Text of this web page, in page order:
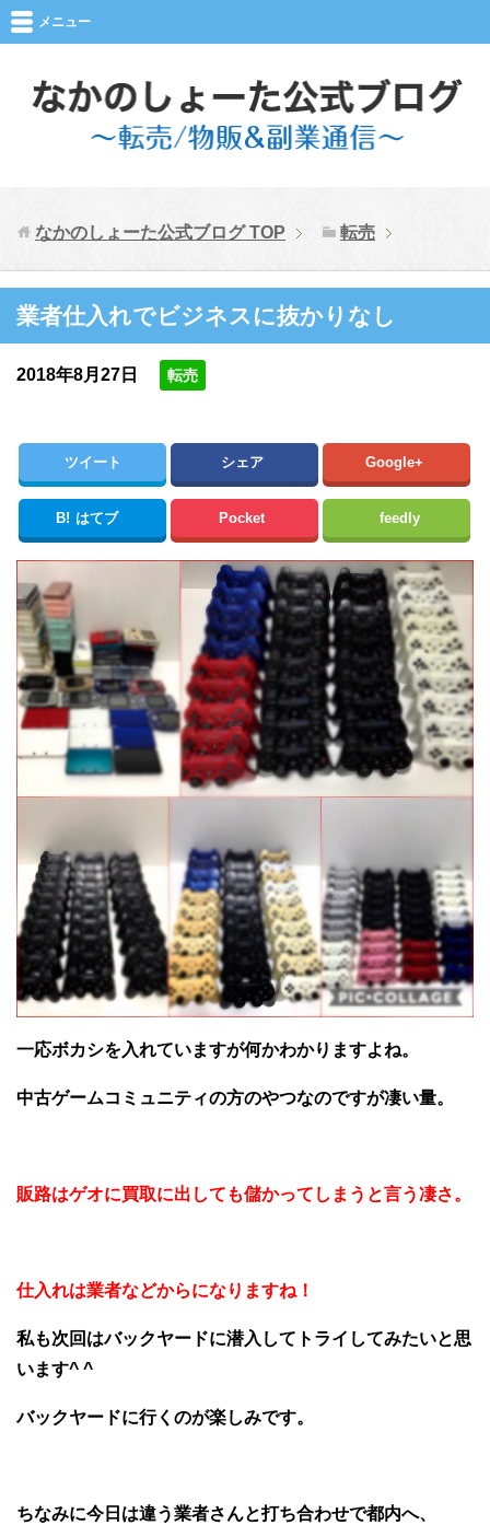
メニュー
なかのしょーた公式ブログTOP 転売
業者仕入れでビジネスに抜かりなし
2018年8月27日 転売
ツイート シェア Google+
B! はてブ Pocket feedly
一応ボカシを入れていますが何かわかりますよね。
中古ゲームコミュニティの方のやつなのですが凄い量。
販路はゲオに買取に出しても儲かってしまうと言う凄さ。
仕入れは業者などからになりますね！
私も次回はバックヤードに潜入してトライしてみたいと思
います^ ^
バックヤードに行くのが楽しみです。
ちなみに今日は違う業者さんと打ち合わせで都内へ、